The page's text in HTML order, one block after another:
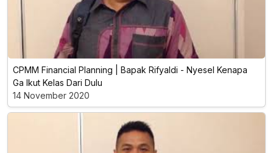
CPMM Financial Planning | Bapak Rifyaldi - Nyesel Kenapa
Ga Ikut Kelas Dari Dulu
14 November 2020